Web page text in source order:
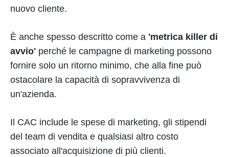
nuovo cliente.
È anche spesso descritto come a 'metrica killer di
avvio' perché le campagne di marketing possono
fornire solo un ritorno minimo, che alla fine può
ostacolare la capacità di sopravvivenza di
un'azienda.
Il CAC include le spese di marketing, gli stipendi
del team di vendita e qualsiasi altro costo
associato all'acquisizione di più clienti.